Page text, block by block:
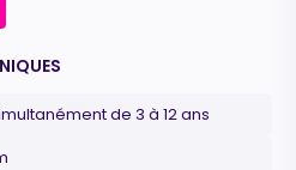
de 3 à 12 ans